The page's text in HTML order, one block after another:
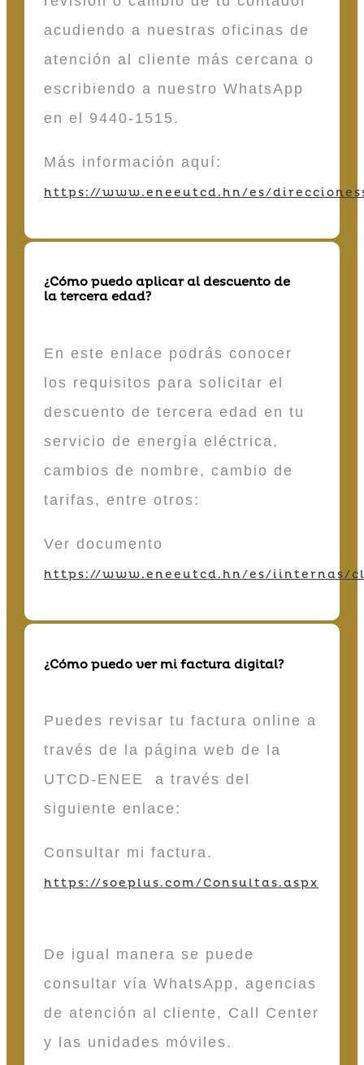
acudiendo a nuestras oficinas de
atención al cliente más cercana o
escribiendo a nuestro WhatsApp
en el 9440-1515.
Más información aquí:
https://www.eneeutcd.hn/es/
¿Cómo puedo aplicar al descuento de
la tercera edad?
En este enlace podrás conocer
los requisitos para solicitar el
descuento de tercera edad en tu
servicio de energía eléctrica,
cambios de nombre, cambio de
tarifas, entre otros:
Ver documento
https://www.eneeutcd.hn/es/iinternas/
¿Cómo puedo ver mi factura digital?
Puedes revisar tu factura online a
través de la página web de la
UTCD-ENEE a través del
siguiente enlace:
Consultar mi factura.
https://soeplus.com/Consultas.aspx
De igual manera se puede
consultar vía WhatsApp, agencias
de atención al cliente, Call Center
y las unidades móviles.